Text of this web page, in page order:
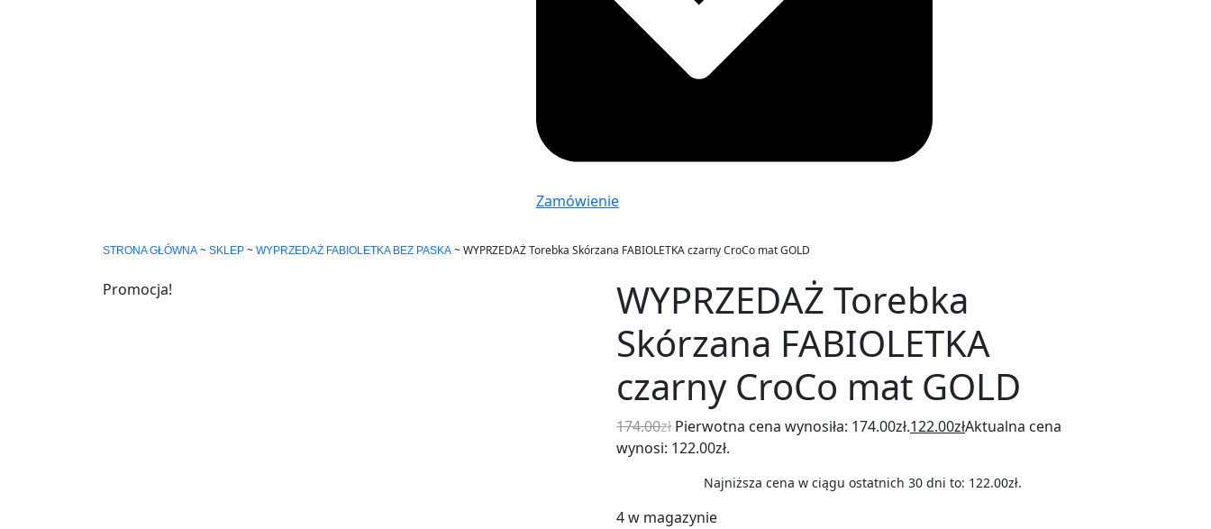
Zamówienie
STRONA GŁÓWNA ~ SKLEP ~ WYPRZEDAŻ FABIOLETKA BEZ PASKA ~WYPRZEDAŻ Torebka Skórzana FABIOLETKA czarny CroCo mat GOLD
Promocja!
WYPRZEDAŻ Torebka
Skórzana FABIOLETKA
czarny CroCo mat GOLD
174.00zł Pierwotna cena wynosiła: 174.00zł.122.00złAktualna cena
wynosi: 122.00zł.
Najniższa cena w ciągu ostatnich 30 dni to: 122.00zł.
4 w magazynie